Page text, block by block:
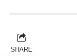
SHARE